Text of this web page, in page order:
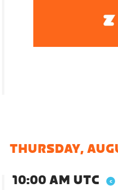
THURSDAY,
10:00 AM UTC